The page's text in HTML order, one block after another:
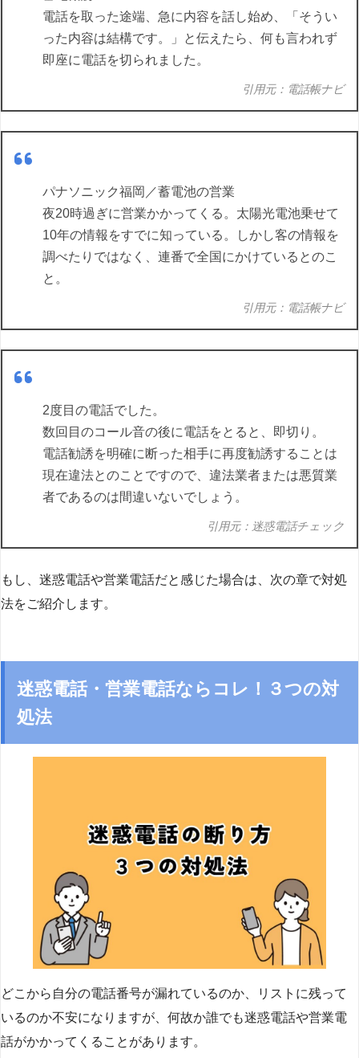
電話を取った途端、急に内容を話し始め、「そうい
った内容は結構です。」と伝えたら、何も言われず
即座に電話を切られました。
引用元：電話帳ナビ
パナソニック福岡／蓄電池の営業
夜20時過ぎに営業かかってくる。太陽光電池乗せて
10年の情報をすでに知っている。しかし客の情報を
調べたりではなく、連番で全国にかけているとのこ
と。
引用元：電話帳ナビ
2度目の電話でした。
数回目のコール音の後に電話をとると、即切り。
電話勧誘を明確に断った相手に再度勧誘することは
現在違法とのことですので、違法業者または悪質業
者であるのは間違いないでしょう。
引用元：迷惑電話チェック
もし、迷惑電話や営業電話だと感じた場合は、次の章で対処
法をご紹介します。
迷惑電話・営業電話ならコレ！３つの対
処法
どこから自分の電話番号が漏れているのか、リストに残って
いるのか不安になりますが、何故か誰でも迷惑電話や営業電
話がかかってくることがあります。